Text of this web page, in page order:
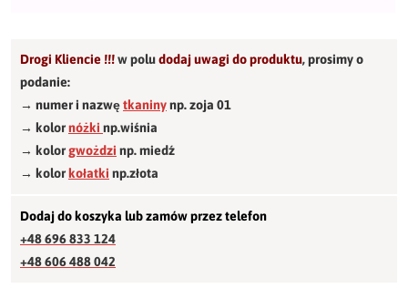
Drogi Kliencie !!!w poludodaj uwagi do produktu,prosimy o
podanie:
→ numer i nazwętkaninynp. zoja 01
→ kolornóżki np.wiśnia
→ kolorgwożdzi np. miedź
→ kolorkołatki np.złota
Dodaj do koszyka lub zamów przez telefon
+48 696 833 124
+48 606 488 042